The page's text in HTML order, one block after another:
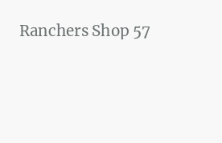
Ranchers Shop 57